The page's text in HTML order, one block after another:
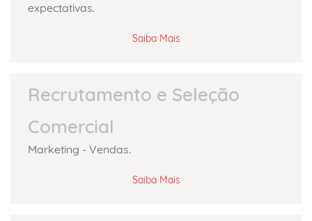
expectativas.
Saiba Mais
Recrutamento e Seleção
Comercial
Marketing - Vendas.
Saiba Mais